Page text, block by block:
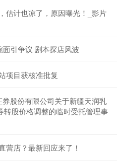
估计也凉了，原因曝光！_影片
引争议 剧本探店风波
项目获核准批复
股份有限公司关于新疆天润乳
转股价格调整的临时受托管理事
营店？最新回应来了！